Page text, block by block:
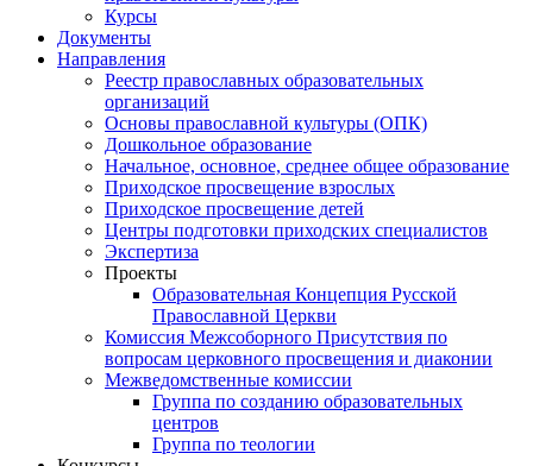
Курсы
Документы
Направления
Реестр православных образовательных
организаций
Основы православной культуры (ОПК)
Дошкольное образование
Начальное, основное, среднее общее образование
Приходское просвещение взрослых
Приходское просвещение детей
Центры подготовки приходских специалистов
Экспертиза
Проекты
Образовательная Концепция Русской
Православной Церкви
Комиссия Межсоборного Присутствия по
вопросам церковного просвещения и диаконии
Межведомственные комиссии
Группа по созданию образовательных
центров
Группа по теологии